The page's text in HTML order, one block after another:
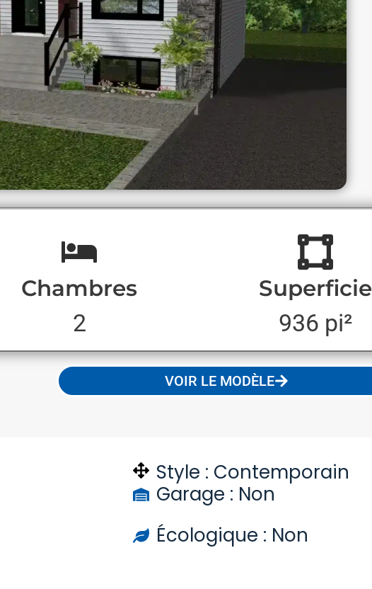
Chambres
2
Superficie
936 pi²
VOIR LE MODÈLE
Style : Contemporain
Garage : Non
Écologique : Non